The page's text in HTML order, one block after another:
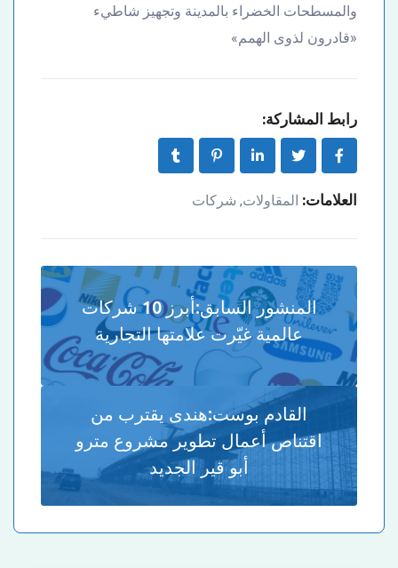
والمسطحات الخضراء بالمدينة وتجهيز شاطيء
«قادرون لذوى الهمم»
رابط المشاركة:
العلامات: المقاولات, شركات
المنشور السابق:
أبرز 10 شركات
عالمية غيّرت علامتها التجارية
القادم بوست:هندى يقترب من
اقتناص أعمال تطوير مشروع مترو
أبو قير الجديد